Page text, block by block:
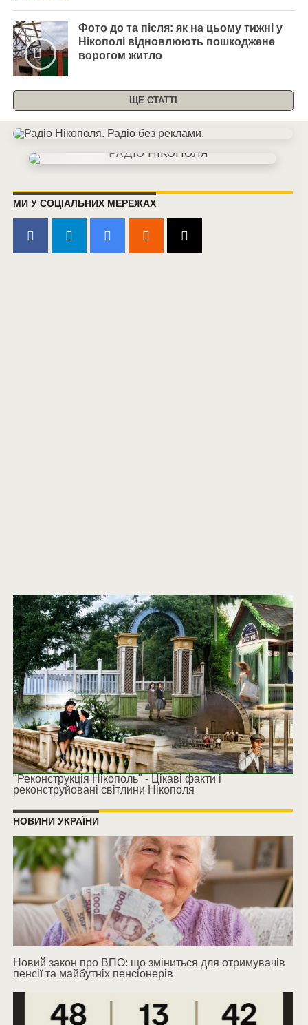
Фото до та після: як на цьому тижні у
Нікополі відновлюють пошкоджене
ворогом житло
ЩЕ СТАТТІ
МИ У СОЦІАЛЬНИХ МЕРЕЖАХ
"Реконструкція Нікополь" - Цікаві факти і
реконструйовані світлини Нікополя
НОВИНИ УКРАЇНИ
Новий закон про ВПО: що зміниться для отримувачів
пенсії та майбутніх пенсіонерів